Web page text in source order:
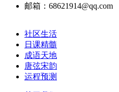
邮箱：68621914@qq.com
社区生活
日课精髓
成语天地
唐弦宋韵
运程预测